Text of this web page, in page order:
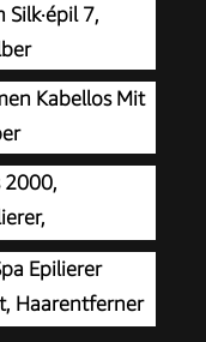
7,
Kabellos Mit
2000,
Modell
Epilierer
Haarentferner